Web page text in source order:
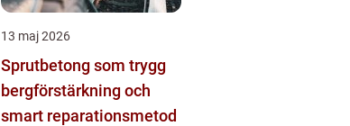
13 maj 2026
Sprutbetong som trygg
bergförstärkning och
smart reparationsmetod